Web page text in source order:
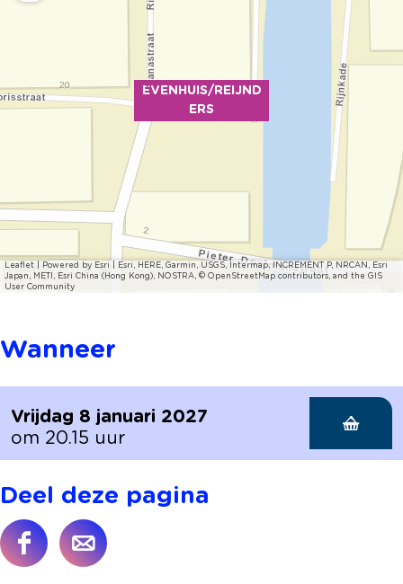
EVENHUIS/REIJND
ERS
Leaflet
Powered by Esri | Esri, HERE, Garmin, USGS, Intermap, INCREMENT P, NRCAN, Esri
Japan, METI, Esri China (Hong Kong), NOSTRA, © OpenStreetMap contributors, and the GIS
User Community
Wanneer
Vrijdag 8 januari 2027
om 20.15 uur
Deel deze pagina
D
D